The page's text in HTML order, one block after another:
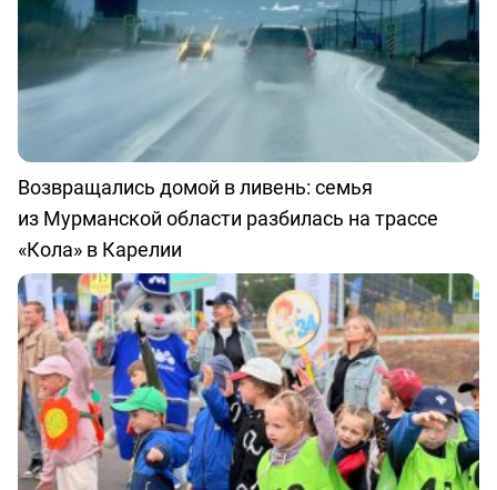
Возвращались домой в ливень: семья
из Мурманской области разбилась на трассе
«Кола» в Карелии